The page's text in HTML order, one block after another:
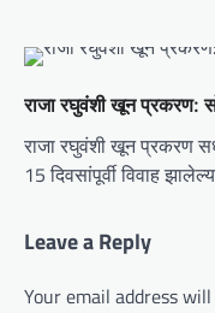
राजा रघुवंशी खून प्रकरण:
राजा रघुवंशी खून प्रकरण
15 दिवसांपूर्वी विवाह
Leave a Reply
Your email address